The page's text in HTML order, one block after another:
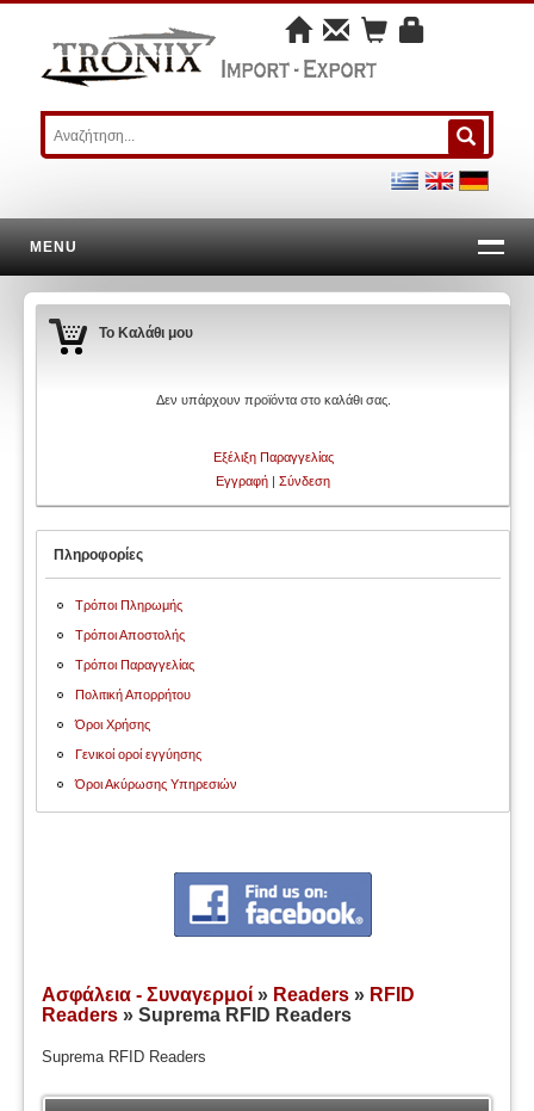
MENU
Το Καλάθι μου
Δεν υπάρχουν προϊόντα στο καλάθι σας.
Εξέλιξη Παραγγελίας
Εγγραφή | Σύνδεση
Πληροφορίες
Τρόποι Πληρωμής
Τρόποι Αποστολής
Τρόποι Παραγγελίας
Πολιτική Απορρήτου
Όροι Χρήσης
Γενικοί οροί εγγύησης
Όροι Ακύρωσης Υπηρεσιών
Ασφάλεια - Συναγερμοί » Readers » RFID
Readers » Suprema RFID Readers
Suprema RFID Readers